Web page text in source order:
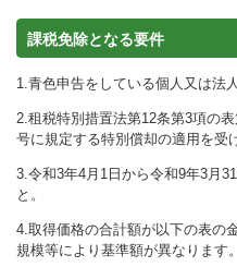
課税免除となる要件
1.青色申告をしている個人又は法人
2.租税特別措置法第12条第3項の
号に規定する特別償却の適用を受
3.令和3年4月1日から令和9年3月
と。
4.取得価格の合計額が以下の表の
規模等により基準額が異なります